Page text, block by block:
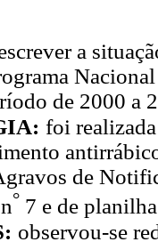
a
de 2000 a
foi
de
° 7 e de
observou-se